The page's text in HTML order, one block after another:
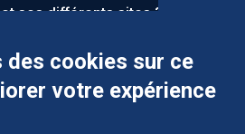
ses différents sites ?
mon hospitalisation ?
des cookies sur ce
votre expérience